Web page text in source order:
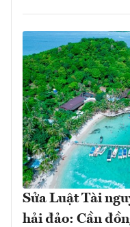
Sửa Luật Tài
hải đảo: Cần